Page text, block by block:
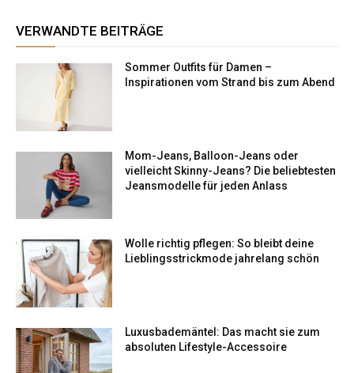
VERWANDTE BEITRÄGE
Sommer Outfits für Damen –
Inspirationen vom Strand bis zum Abend
Mom-Jeans, Balloon-Jeans oder
vielleicht Skinny-Jeans? Die beliebtesten
Jeansmodelle für jeden Anlass
Wolle richtig pflegen: So bleibt deine
Lieblingsstrickmode jahrelang schön
Luxusbademäntel: Das macht sie zum
absoluten Lifestyle-Accessoire